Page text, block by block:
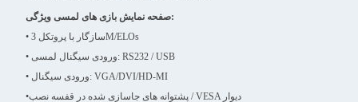
صفحه نمایش بازی های لمسی ویژگی:
• سازگار با پروتکل 3M/ELOs
• ورودی سیگنال لمسی: RS232 / USB
• ورودی سیگنال: VGA/DVI/HD-MI
•پشتوانه های جاسازی شده در قفسه نصب / VESA دیوار